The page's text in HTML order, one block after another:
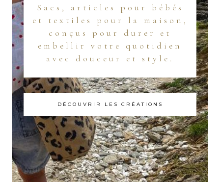
Sacs, articles pour bébés
et textiles pour la maison,
conçus pour durer et
embellir votre quotidien
avec douceur et style.
DÉCOUVRIR LES CRÉATIONS